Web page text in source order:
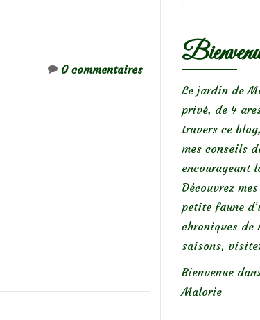
0 commentaires
Le jardin de
privé, de 4
travers ce
mes conseils
encourageant
Découvrez
petite faune
chroniques
saisons,
Bienvenue
Malorie